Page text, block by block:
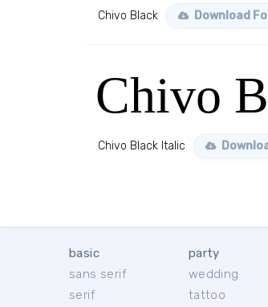
Chivo Black Download
Chivo
Chivo Black Italic
basic
sans serif
serif
party
wedding
tattoo